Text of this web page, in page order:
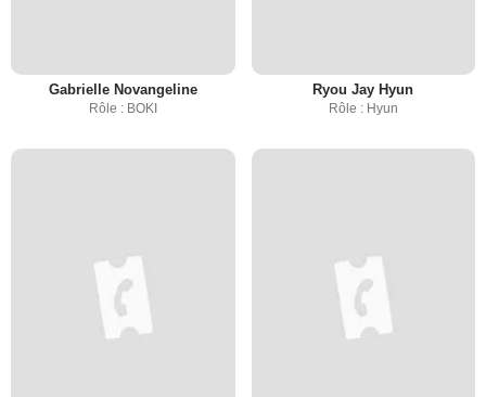
Gabrielle Novangeline
Rôle : BOKI
Ryou Jay Hyun
Rôle : Hyun